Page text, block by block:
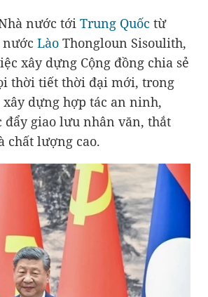
nước tới Trung Quốc từ
nước Lào Thongloun Sisoulith,
xây dựng Cộng đồng chia sẻ
thời tiết thời đại mới, trong
dựng hợp tác an ninh,
đẩy giao lưu nhân văn, thắt
chất lượng cao.